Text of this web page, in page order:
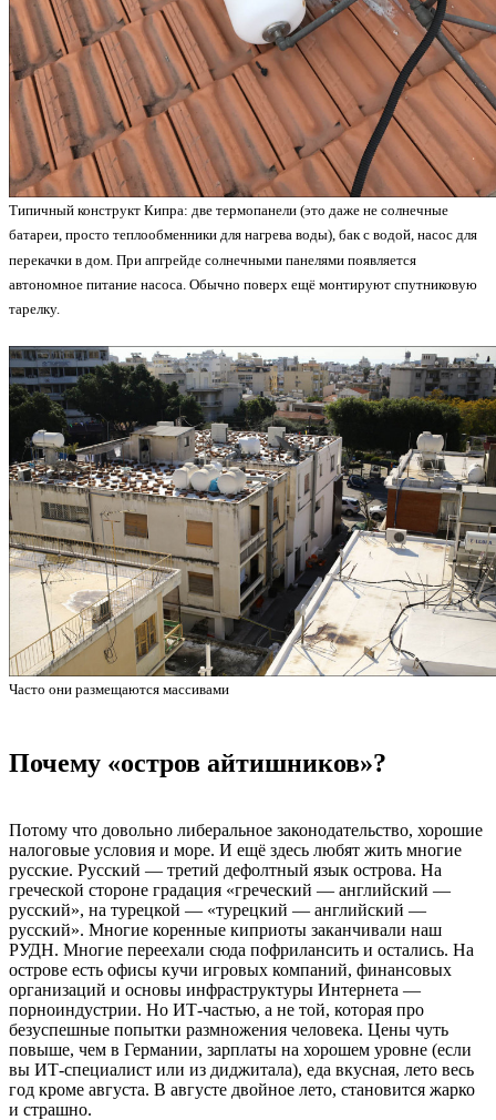
Типичный конструкт Кипра: две термопанели (это даже не солнечные
батареи, просто теплообменники для нагрева воды), бак с водой, насос для
перекачки в дом. При апгрейде солнечными панелями появляется
автономное питание насоса. Обычно поверх ещё монтируют спутниковую
тарелку.
Часто они размещаются массивами
Почему «остров айтишников»?
Потому что довольно либеральное законодательство, хорошие
налоговые условия и море. И ещё здесь любят жить многие
русские. Русский — третий дефолтный язык острова. На
греческой стороне градация «греческий — английский —
русский», на турецкой — «турецкий — английский —
русский». Многие коренные киприоты заканчивали наш
РУДН. Многие переехали сюда пофрилансить и остались. На
острове есть офисы кучи игровых компаний, финансовых
организаций и основы инфраструктуры Интернета —
порноиндустрии. Но ИТ-частью, а не той, которая про
безуспешные попытки размножения человека. Цены чуть
повыше, чем в Германии, зарплаты на хорошем уровне (если
вы ИТ-специалист или из диджитала), еда вкусная, лето весь
год кроме августа. В августе двойное лето, становится жарко
и страшно.